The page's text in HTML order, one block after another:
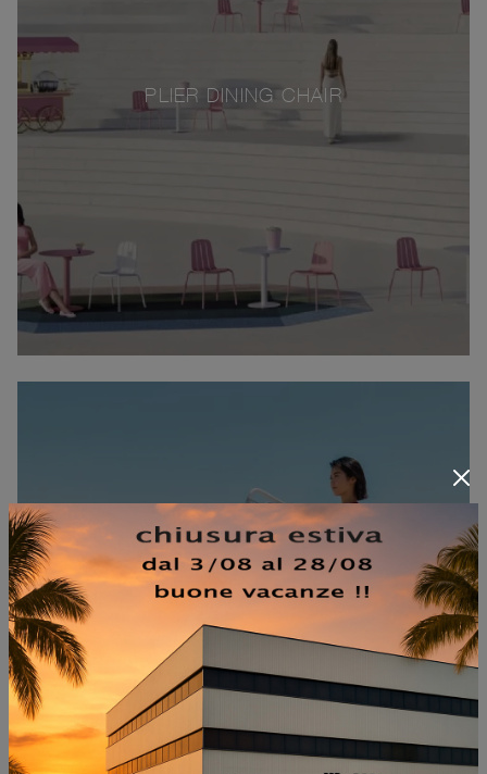
PLIER DINING CHAIR
TRIP DECKCHAIR